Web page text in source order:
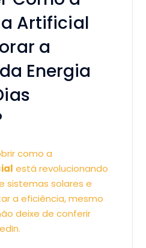
Artificial
a
Energia
como a
está revolucionando
sistemas solares e
a eficiência, mesmo
deixe de conferir